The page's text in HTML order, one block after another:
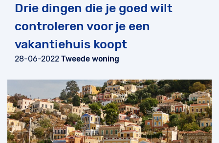
Drie dingen die je goed wilt
controleren voor je een
vakantiehuis koopt
28-06-2022 Tweede woning